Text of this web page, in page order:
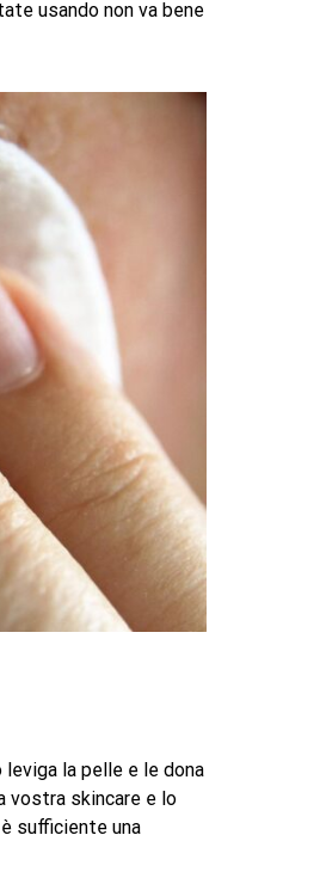
usando non va bene
la pelle e le dona
vostra skincare e lo
sufficiente una